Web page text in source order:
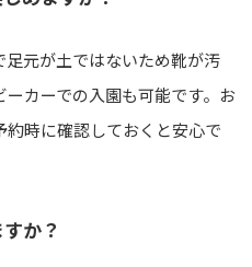
元が土ではないため靴が汚
カーでの入園も可能です。お
時に確認しておくと安心で
か？